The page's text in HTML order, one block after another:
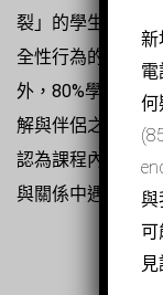
裂」的學生數目
全性行為的意欲亦
外，80%學生認
解與伴侶之間的
認為課程內容較
與關係中遇到的問
新
何
與
可
見